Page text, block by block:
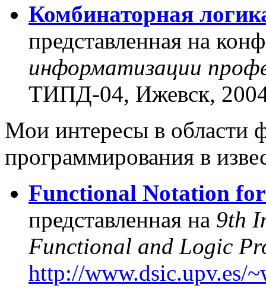
Комбинаторная
представленная на
информатизации
ТИПД-04, Ижевск,
Мои интересы в области
программирования в
Functional Notation
представленная на 9th
Functional and Logic
http://www.dsic.upv.es/